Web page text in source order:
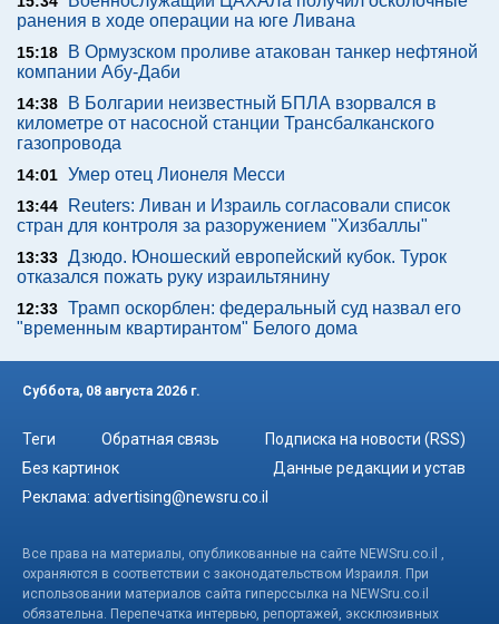
ранения в ходе операции на юге Ливана
15:18
В Ормузском проливе атакован танкер нефтяной
компании Абу-Даби
14:38
В Болгарии неизвестный БПЛА взорвался в
километре от насосной станции Трансбалканского
газопровода
14:01 Умер отец Лионеля Месси
13:44
Reuters: Ливан и Израиль согласовали список
стран для контроля за разоружением "Хизбаллы"
13:33 Дзюдо. Юношеский европейский кубок. Турок
отказался пожать руку израильтянину
12:33 Трамп оскорблен: федеральный суд назвал его
"временным квартирантом" Белого дома
Суббота, 08 августа 2026 г.
Теги Обратная связь
Подписка на новости (RSS)
Без картинок
Данные редакции и устав
Реклама: advertising@newsru.co.il
Все права на материалы, опубликованные на сайте NEWSru.co.il ,
охраняются в соответствии с законодательством Израиля. При
использовании материалов сайта гиперссылка на NEWSru.co.il
обязательна. Перепечатка интервью, репортажей, эксклюзивных